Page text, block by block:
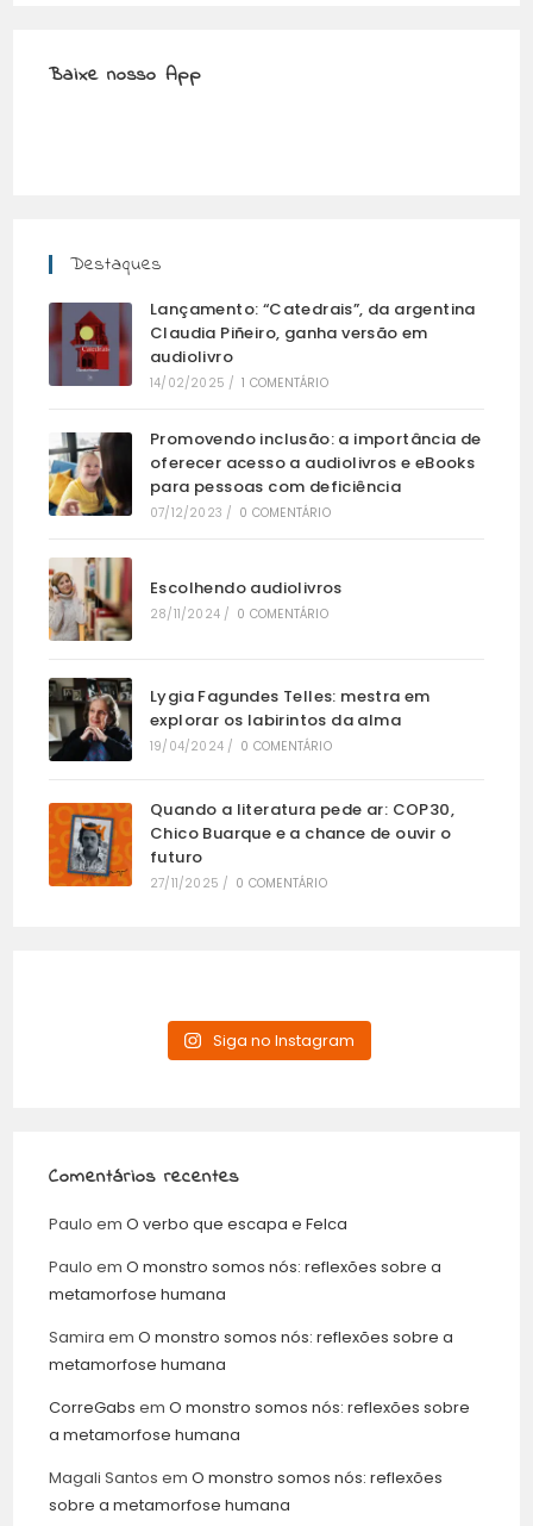
Baixe nosso App
Destaques
Lançamento: “Catedrais”, da argentina
Claudia Piñeiro, ganha versão em
audiolivro
14/02/2025 / 1 COMENTÁRIO
Promovendo inclusão: a importância de
oferecer acesso a audiolivros e eBooks
para pessoas com deficiência
07/12/2023 / 0 COMENTÁRIO
Escolhendo audiolivros
28/11/2024 / 0 COMENTÁRIO
Lygia Fagundes Telles: mestra em
explorar os labirintos da alma
19/04/2024 / 0 COMENTÁRIO
Quando a literatura pede ar: COP30,
Chico Buarque e a chance de ouvir o
futuro
27/11/2025 / 0 COMENTÁRIO
Siga no Instagram
Comentários recentes
Paulo emO verbo que escapa e Felca
Paulo emO monstro somos nós: reflexões sobre a
metamorfose humana
Samira emO monstro somos nós: reflexões sobre a
metamorfose humana
CorreGabs emO monstro somos nós: reflexões sobre
a metamorfose humana
Magali Santos emO monstro somos nós: reflexões
sobre a metamorfose humana